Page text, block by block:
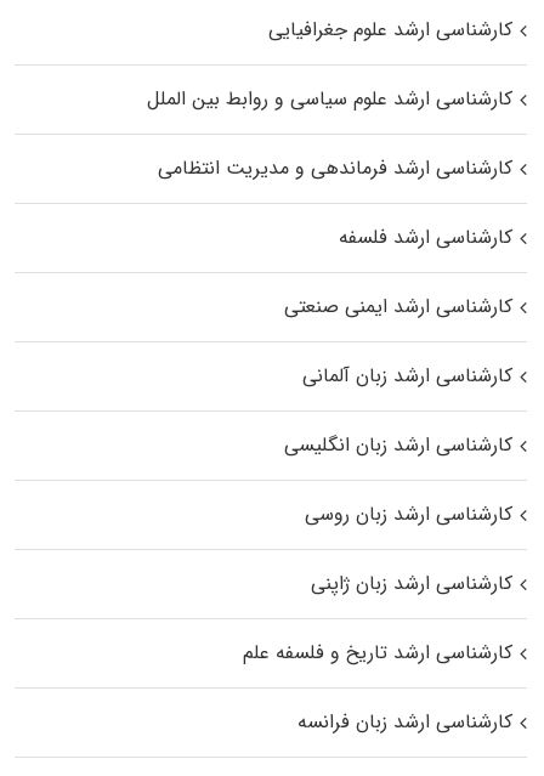
کارشناسی ارشد علوم جغرافیایی
کارشناسی ارشد علوم سیاسی و روابط بین الملل
کارشناسی ارشد فرماندهی و مدیریت انتظامی
کارشناسی ارشد فلسفه
کارشناسی ارشد ایمنی صنعتی
کارشناسی ارشد زبان آلمانی
کارشناسی ارشد زبان انگلیسی
کارشناسی ارشد زبان روسی
کارشناسی ارشد زبان ژاپنی
کارشناسی ارشد تاریخ و فلسفه علم
کارشناسی ارشد زبان فرانسه